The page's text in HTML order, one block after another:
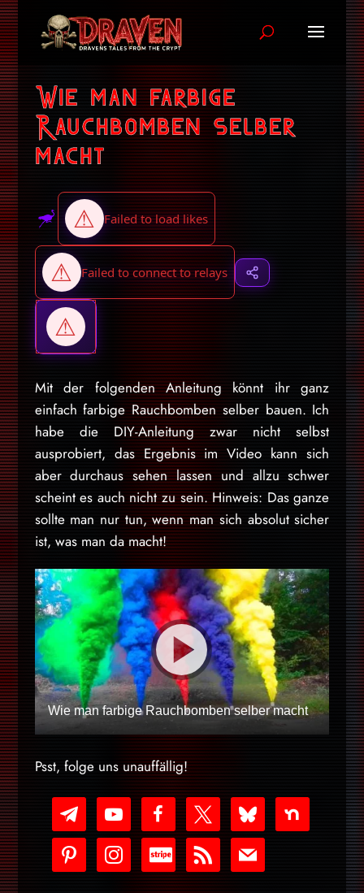
Wie man farbige
Rauchbomben selber
macht
Mit der folgenden Anleitung könnt ihr ganz
einfach farbige Rauchbomben selber bauen. Ich
habe die DIY-Anleitung zwar nicht selbst
ausprobiert, das Ergebnis im Video kann sich
aber durchaus sehen lassen und allzu schwer
scheint es auch nicht zu sein. Hinweis: Das ganze
sollte man nur tun, wenn man sich absolut sicher
ist, was man da macht!
Wie man farbige Rauchbomben selber macht
Psst, folge uns unauffällig!
telegram
youtube-
play
facebookx bluesky nextdoor
pinterest instagram
cc-
stripe
rss mail